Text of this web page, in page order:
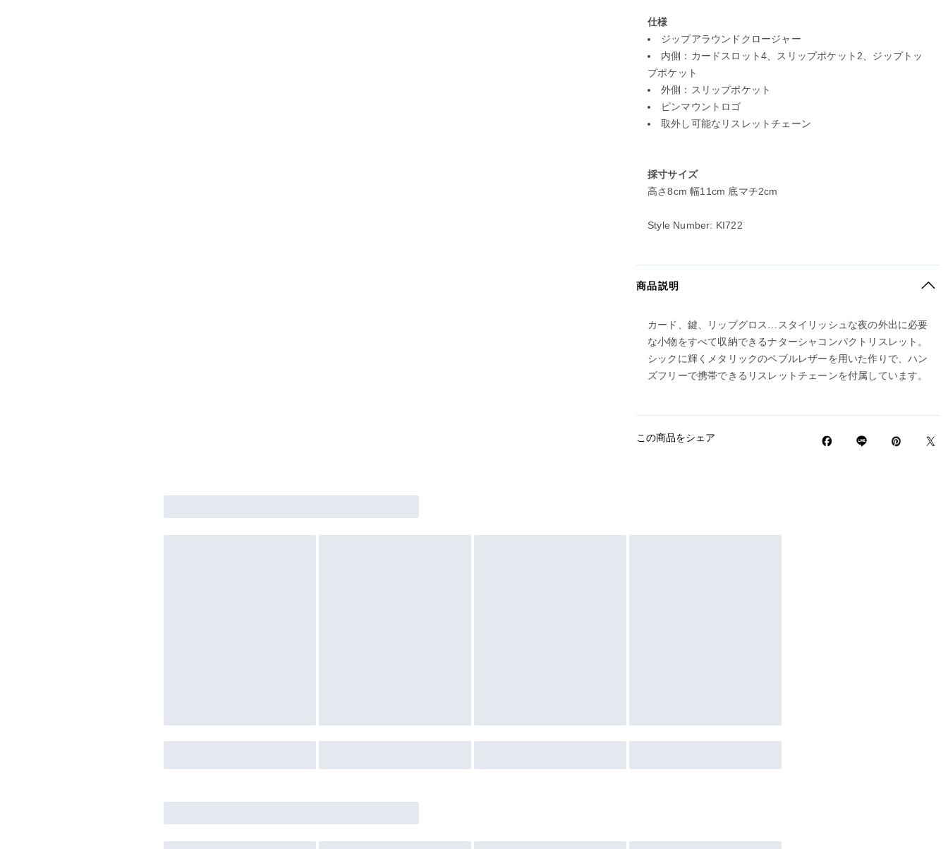
仕様
ジップアラウンドクロージャー
内側：カードスロット4、スリップポケット2、ジップトッ
プポケット
外側：スリップポケット
ピンマウントロゴ
取外し可能なリスレットチェーン
採寸サイズ
高さ8cm 幅11cm 底マチ2cm
Style Number: KI722
商品説明
カード、鍵、リップグロス…スタイリッシュな夜の外出に必要
な小物をすべて収納できるナターシャコンパクトリスレット。
シックに輝くメタリックのペブルレザーを用いた作りで、ハン
ズフリーで携帯できるリスレットチェーンを付属しています。
この商品をシェア